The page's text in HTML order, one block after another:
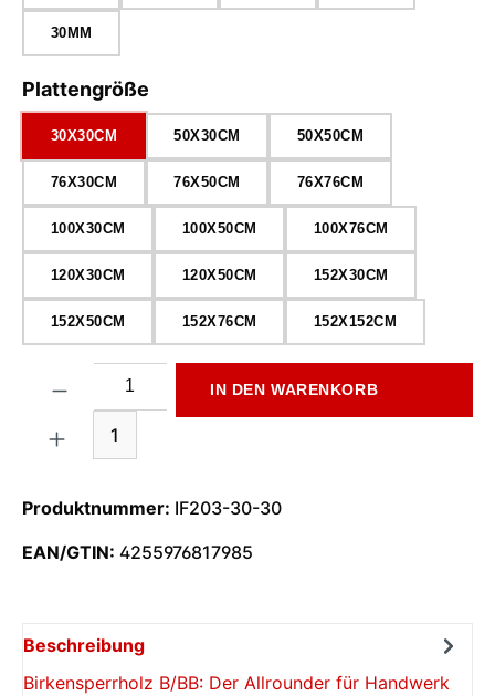
30MM
Plattengröße
30X30CM 50X30CM 50X50CM
76X30CM 76X50CM 76X76CM
100X30CM 100X50CM 100X76CM
120X30CM 120X50CM 152X30CM
152X50CM 152X76CM 152X152CM
1
IN DEN WARENKORB
Produktnummer: IF203-30-30
EAN/GTIN: 4255976817985
Beschreibung
Birkensperrholz B/BB: Der Allrounder für Handwerk